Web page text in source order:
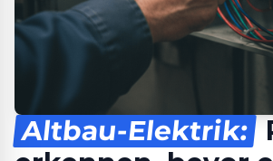
Altbau-Elektrik: